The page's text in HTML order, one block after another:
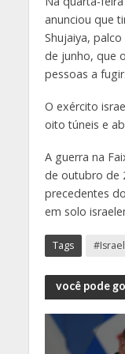
anunciou que
Shujaiya,
de junho, que
pessoas a fugir.
O exército
oito túneis e
A guerra na
de outubro de
precedentes
em solo
Tags #Israel
você pode